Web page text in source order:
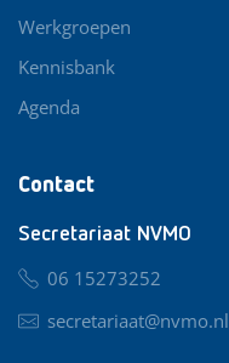
Contact
Secretariaat NVMO
06 15273252
secretariaat@nvmo.nl
Werkgroepen
Kennisbank
Agenda